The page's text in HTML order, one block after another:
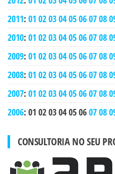
2011: 01 02030405060708
2010: 01 02030405060708
2009: 01 02030405060708
2008: 01 02030405060708
2007: 01 02030405060708
2006: 01 02030405060708
CONSULTORIA NO SEU